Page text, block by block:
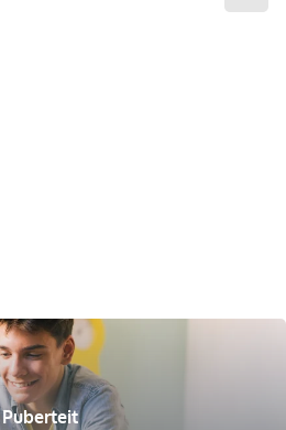
Puberteit